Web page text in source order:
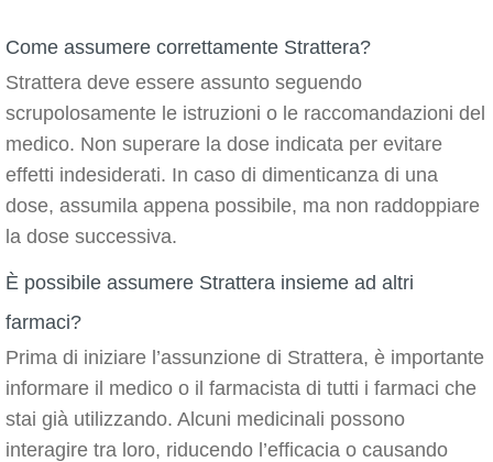
Come assumere correttamente Strattera?
Strattera deve essere assunto seguendo
scrupolosamente le istruzioni o le raccomandazioni del
medico. Non superare la dose indicata per evitare
effetti indesiderati. In caso di dimenticanza di una
dose, assumila appena possibile, ma non raddoppiare
la dose successiva.
È possibile assumere Strattera insieme ad altri
farmaci?
Prima di iniziare l’assunzione di Strattera, è importante
informare il medico o il farmacista di tutti i farmaci che
stai già utilizzando. Alcuni medicinali possono
interagire tra loro, riducendo l’efficacia o causando